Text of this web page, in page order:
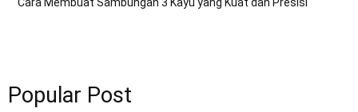
Cara Membuat Sambungan 3 Kayu yang Kuat dan Presisi
Popular Post